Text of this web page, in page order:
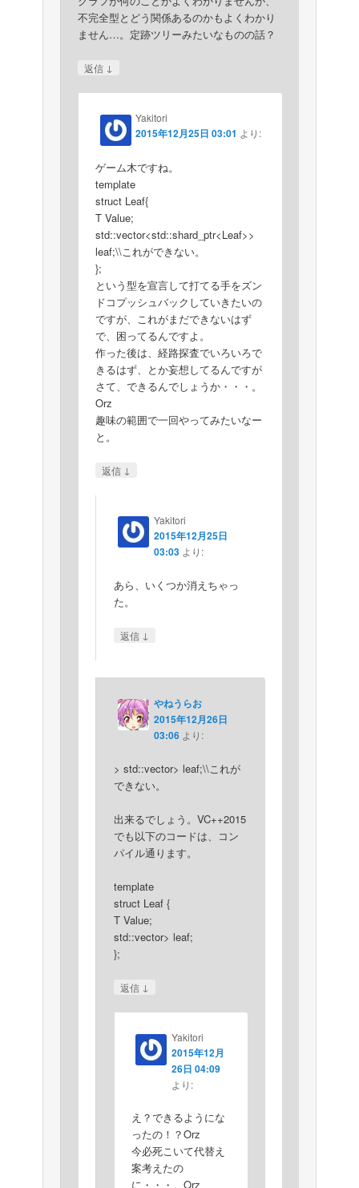
不完全型とどう関係あるのかもよくわかり
ません…。定跡ツリーみたいなものの話？
返信 ↓
Yakitori
2015年12月25日 03:01 より:
ゲーム木ですね。
template
struct Leaf{
T Value;
std::vector<std::shard_ptr<Leaf>>
leaf;\\これができない。
};
という型を宣言して打てる手をズン
ドコプッシュバックしていきたいの
ですが、これがまだできないはず
で、困ってるんですよ。
作った後は、経路探査でいろいろで
きるはず、とか妄想してるんですが
さて、できるんでしょうか・・・。
Orz
趣味の範囲で一回やってみたいなー
と。
返信 ↓
Yakitori
2015年12月25日
03:03 より:
あら、いくつか消えちゃっ
た。
返信 ↓
やねうらお
2015年12月26日
03:06 より:
> std::vector> leaf;\\これが
できない。
出来るでしょう。VC++2015
でも以下のコードは、コン
パイル通ります。
template
struct Leaf {
T Value;
std::vector> leaf;
};
返信 ↓
Yakitori
2015年12月
26日 04:09
より:
え？できるようにな
ったの！？Orz
今必死こいて代替え
案考えたの
に・・・。Orz